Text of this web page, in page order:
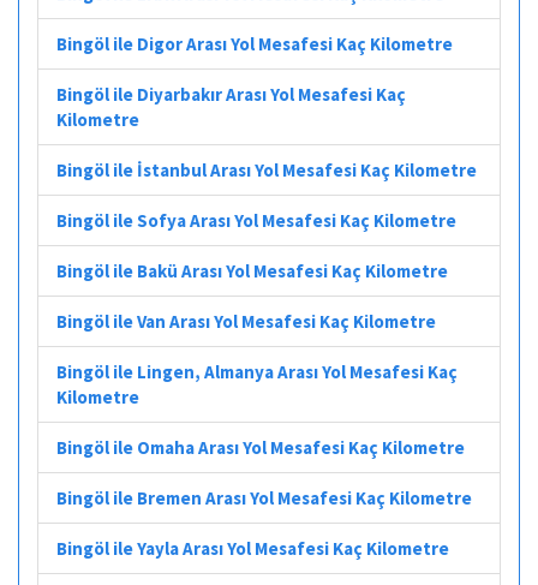
Bingöl ile Digor Arası Yol Mesafesi Kaç Kilometre
Bingöl ile Diyarbakır Arası Yol Mesafesi Kaç
Kilometre
Bingöl ile İstanbul Arası Yol Mesafesi Kaç Kilometre
Bingöl ile Sofya Arası Yol Mesafesi Kaç Kilometre
Bingöl ile Bakü Arası Yol Mesafesi Kaç Kilometre
Bingöl ile Van Arası Yol Mesafesi Kaç Kilometre
Bingöl ile Lingen, Almanya Arası Yol Mesafesi Kaç
Kilometre
Bingöl ile Omaha Arası Yol Mesafesi Kaç Kilometre
Bingöl ile Bremen Arası Yol Mesafesi Kaç Kilometre
Bingöl ile Yayla Arası Yol Mesafesi Kaç Kilometre